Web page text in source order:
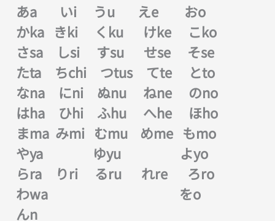
あa いi うu えe おo
かka きki くku けke こko
さsa しsi すsu せse そse
たta ちchi つtus てte とto
なna にni ぬnu ねne のno
はha ひhi ふhu へhe ほho
まma みmi むmu めme もmo
やya ゆyu よyo
らra りri るru れre ろro
わwa をo
んn